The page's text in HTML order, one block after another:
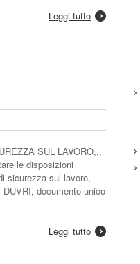
Leggi tutto
SUL LAVORO,,,
le disposizioni
sicurezza sul lavoro,
documento unico
Leggi tutto